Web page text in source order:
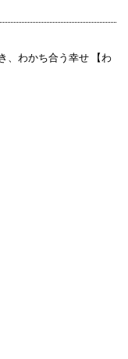
、わかち合う幸せ 【わ